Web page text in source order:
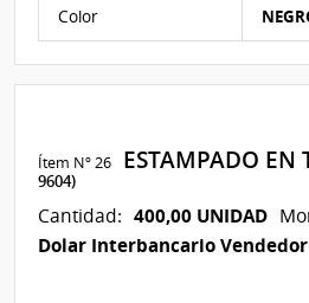
Color
Ítem Nº 26 ESTAMPADO EN
9604)
Cantidad: 400,00 UNIDAD
Dolar Interbancario Vendedor